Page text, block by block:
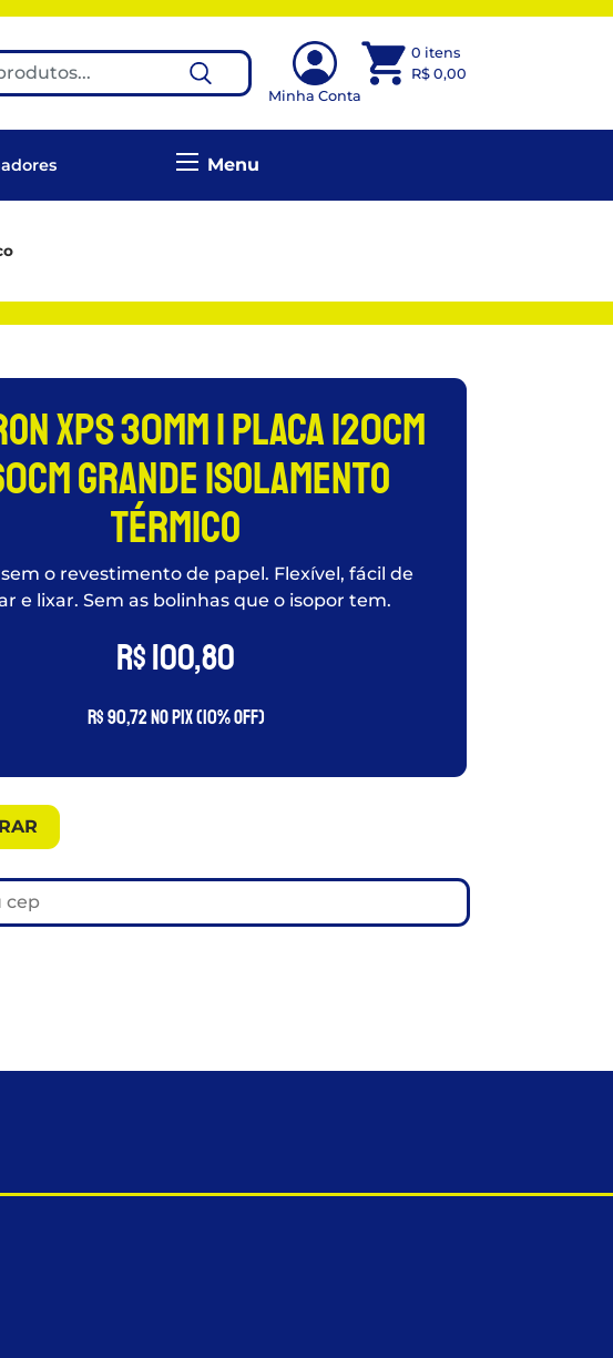
Minha Conta
0 itens
R$ 0,00
Menu
Xps 30mm 1 Placa 120cm
Grande Isolamento
Térmico
o revestimento de papel. Flexível, fácil de
e lixar. Sem as bolinhas que o isopor tem.
R$100,80
R$90,72no PIX (10% OFF)